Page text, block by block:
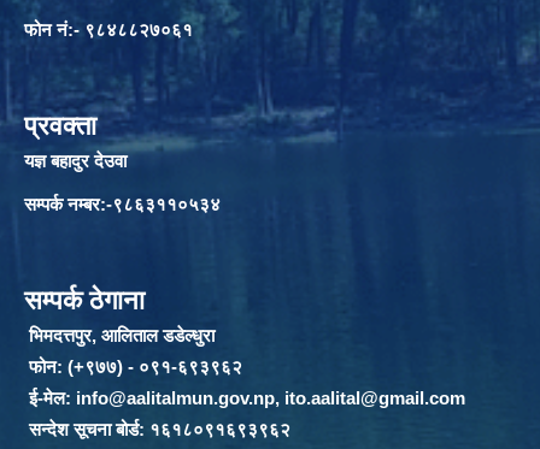
फोन नं:- ९८४८८२७०६१
प्रवक्ता
यज्ञ बहादुर देउवा
सम्पर्क नम्बर:-९८६३११०५३४
सम्पर्क ठेगाना
भिमदत्तपुर, आलिताल डडेल्धुरा
फोन: (+९७७) - ०९१-६९३९६२
ई-मेल: info@aalitalmun.gov.np, ito.aalital@gmail.com
सन्देश सूचना बोर्ड: १६१८०९१६९३९६२